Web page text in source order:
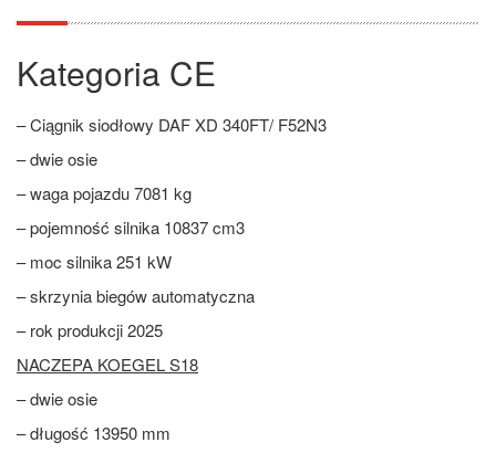
Kategoria CE
– Ciągnik siodłowy DAF XD 340FT/ F52N3
– dwie osie
– waga pojazdu 7081 kg
– pojemność silnika 10837 cm3
– moc silnika 251 kW
– skrzynia biegów automatyczna
– rok produkcji 2025
NACZEPA KOEGEL S18
– dwie osie
– długość 13950 mm